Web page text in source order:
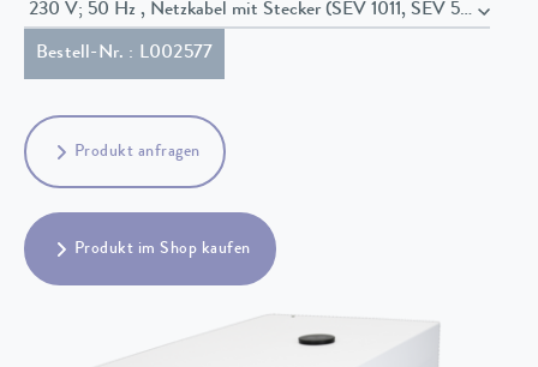
230 V; 50 Hz , Netzkabel mit Stecker (SEV 1011, SEV 5934/2,
Bestell-Nr. : L002577
Produkt anfragen
Produkt im Shop kaufen